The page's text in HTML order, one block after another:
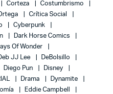
Corteza
Costumbrismo
Crítica Social
Cyberpunk
Dark Horse Comics
Of Wonder
JJ Lee
DeBolsillo
Diego Pun
Disney
Drama
Dynamite
Eddie Campbell